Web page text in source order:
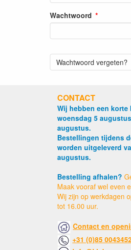
Wachtwoord
Wachtwoord vergeten?
CONTACT
Wij hebben een korte
woensdag 5
augustus.
Bestellingen tijdens
worden uitgeleverd
augustus.
Bestelling afhalen?
Maak vooraf wel even
Wij zijn op werkdagen
tot 16.00 uur.
Contact en
+31 (0)85